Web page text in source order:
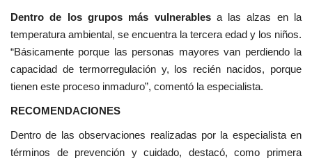
Dentro de los grupos más vulnerablesa las alzas en la
temperatura ambiental, se encuentra la tercera edad y los niños.
“Básicamente porque las personas mayores van perdiendo la
capacidad de termorregulación y, los recién nacidos, porque
tienen este proceso inmaduro”, comentó la especialista.
RECOMENDACIONES
Dentro de las observaciones realizadas por la especialista en
términos de prevención y cuidado, destacó, como primera